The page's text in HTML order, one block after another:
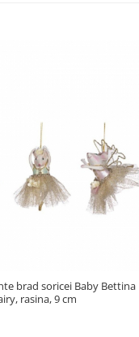
brad soricei Baby Bettina
rasina, 9 cm